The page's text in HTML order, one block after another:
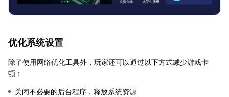
优化系统设置
除了使用网络优化工具外，玩家还可以通过以下方式减少游戏卡
顿：
关闭不必要的后台程序，释放系统资源